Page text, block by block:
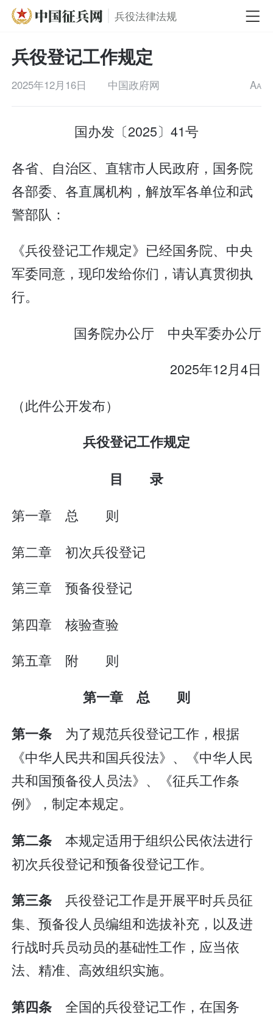
兵役法律法规
兵役登记工作规定
2025年12月16日 中国政府网 AA
国办发〔2025〕41号
各省、自治区、直辖市人民政府，国务院
各部委、各直属机构，解放军各单位和武
警部队：
《兵役登记工作规定》已经国务院、中央
军委同意，现印发给你们，请认真贯彻执
行。
国务院办公厅 中央军委办公厅
2025年12月4日
（此件公开发布）
兵役登记工作规定
目 录
第一章 总 则
第二章 初次兵役登记
第三章 预备役登记
第四章 核验查验
第五章 附 则
第一章 总 则
第一条 为了规范兵役登记工作，根据
《中华人民共和国兵役法》、《中华人民
共和国预备役人员法》、《征兵工作条
例》，制定本规定。
第二条本规定适用于组织公民依法进行
初次兵役登记和预备役登记工作。
第三条兵役登记工作是开展平时兵员征
集、预备役人员编组和选拔补充，以及进
行战时兵员动员的基础性工作，应当依
法、精准、高效组织实施。
第四条全国的兵役登记工作，在国务